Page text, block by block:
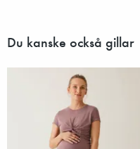
Du kanske också gillar